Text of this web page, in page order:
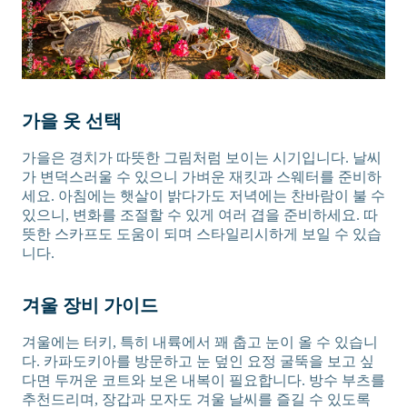
가을 옷 선택
가을은 경치가 따뜻한 그림처럼 보이는 시기입니다. 날씨
가 변덕스러울 수 있으니 가벼운 재킷과 스웨터를 준비하
세요. 아침에는 햇살이 밝다가도 저녁에는 찬바람이 불 수
있으니, 변화를 조절할 수 있게 여러 겹을 준비하세요. 따
뜻한 스카프도 도움이 되며 스타일리시하게 보일 수 있습
니다.
겨울 장비 가이드
겨울에는 터키, 특히 내륙에서 꽤 춥고 눈이 올 수 있습니
다. 카파도키아를 방문하고 눈 덮인 요정 굴뚝을 보고 싶
다면 두꺼운 코트와 보온 내복이 필요합니다. 방수 부츠를
추천드리며, 장갑과 모자도 겨울 날씨를 즐길 수 있도록